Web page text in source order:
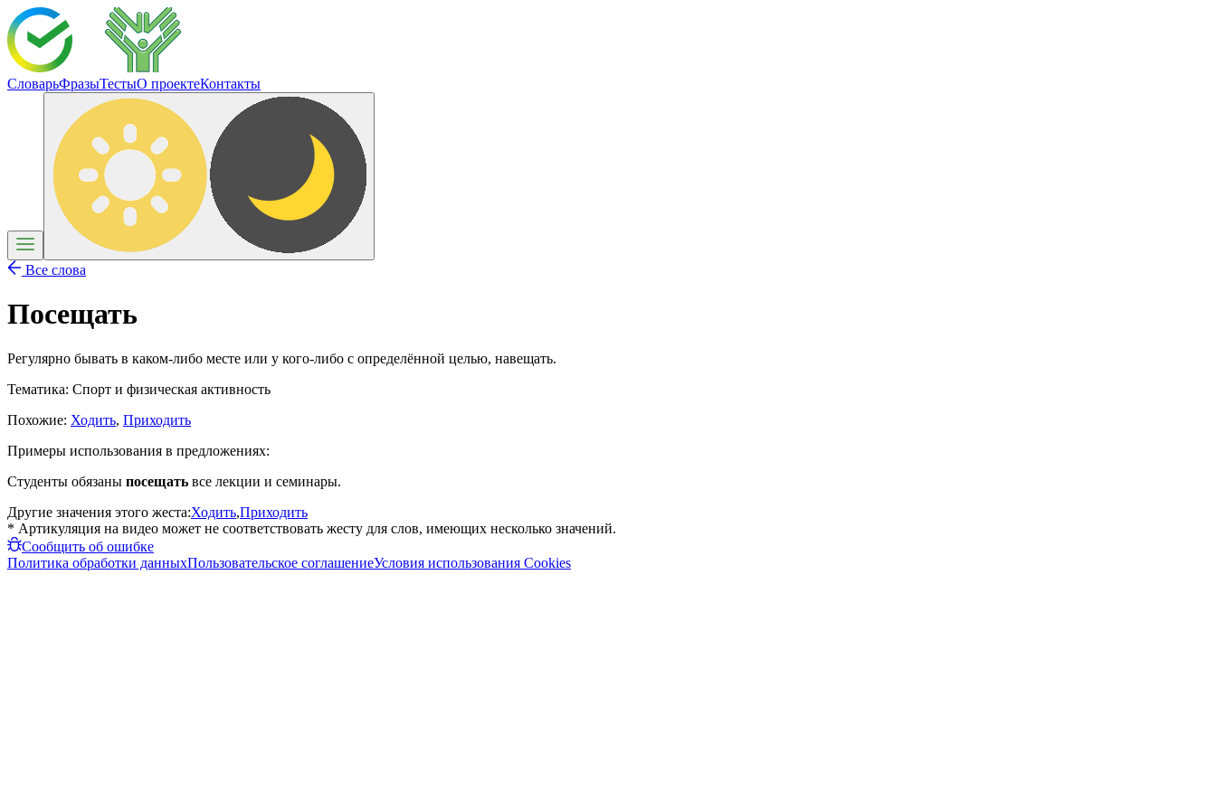
СловарьФразыТестыО проектеКонтакты
Все слова
Посещать
Регулярно бывать в каком-либо месте или у кого-либо с определённой целью, навещать.
Тематика: Спорт и физическая активность
Похожие: Ходить, Приходить
Примеры использования в предложениях:
Студенты обязаны посещать все лекции и семинары.
Другие значения этого жеста:Ходить,Приходить
* Артикуляция на видео может не соответствовать жесту для слов, имеющих несколько значений.
Сообщить об ошибке
Политика обработки данныхПользовательское соглашениеУсловия использования Cookies